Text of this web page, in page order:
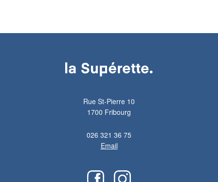
Rue St-Pierre 10
1700 Fribourg
026 321 36 75
Email